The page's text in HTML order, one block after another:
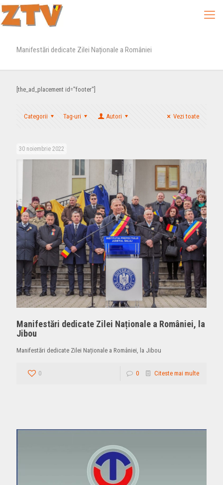
Manifestări dedicate Zilei Naționale a României
[the_ad_placement id="footer"]
Categorii Tag-uri Autori Vezi toate
30 noiembrie 2022
Manifestări dedicate Zilei Naționale a României, la
Jibou
Manifestări dedicate Zilei Naționale a României, la Jibou
0 0 Citeste mai multe